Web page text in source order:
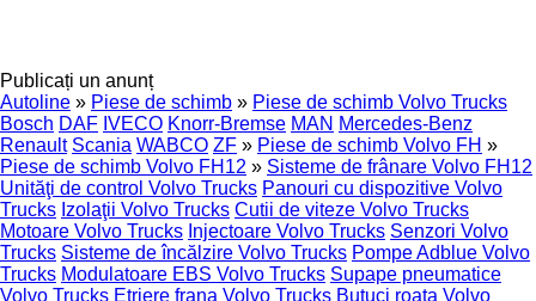
Publicați un anunț
Autoline » Piese de schimb » Piese de schimb Volvo Trucks
Bosch DAF IVECO Knorr-Bremse MAN Mercedes-Benz
Renault Scania WABCO ZF » Piese de schimb Volvo FH »
Piese de schimb Volvo FH12 » Sisteme de frânare Volvo FH12
Unităţi de control Volvo Trucks Panouri cu dispozitive Volvo
Trucks Izolaţii Volvo Trucks Cutii de viteze Volvo Trucks
Motoare Volvo Trucks Injectoare Volvo Trucks Senzori Volvo
Trucks Sisteme de încălzire Volvo Trucks Pompe Adblue Volvo
Trucks Modulatoare EBS Volvo Trucks Supape pneumatice
Volvo Trucks Etriere frana Volvo Trucks Butuci roata Volvo